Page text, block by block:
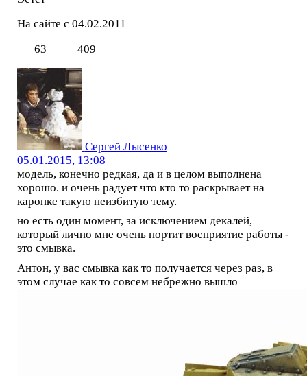
На сайте с 04.02.2011
63
409
Сергей Лысенко
05.01.2015, 13:08
модель, конечно редкая, да и в целом выполнена
хорошо. и очень радует что кто то раскрывает на
каропке такую неизбитую тему.
но есть один момент, за исключением декалей,
который лично мне очень портит восприятие работы -
это смывка.
Антон, у вас смывка как то получается через раз, в
этом случае как то совсем небрежно вышло